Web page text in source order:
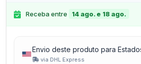
Receba entre 14 ago. e 18 ago.
Envio deste produto para
via DHL Express